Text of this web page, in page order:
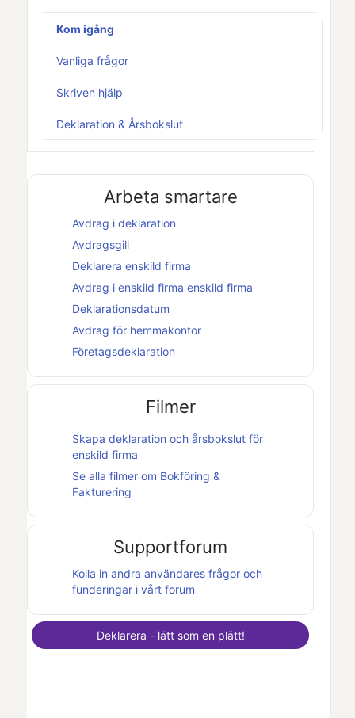
Kom igång
Vanliga frågor
Skriven hjälp
Deklaration & Årsbokslut
Arbeta smartare
Avdrag i deklaration
Avdragsgill
Deklarera enskild firma
Avdrag i enskild firma enskild firma
Deklarationsdatum
Avdrag för hemmakontor
Företagsdeklaration
Filmer
Skapa deklaration och årsbokslut för
enskild firma
Se alla filmer om Bokföring &
Fakturering
Supportforum
Kolla in andra användares frågor och
funderingar i vårt forum
Deklarera - lätt som en plätt!